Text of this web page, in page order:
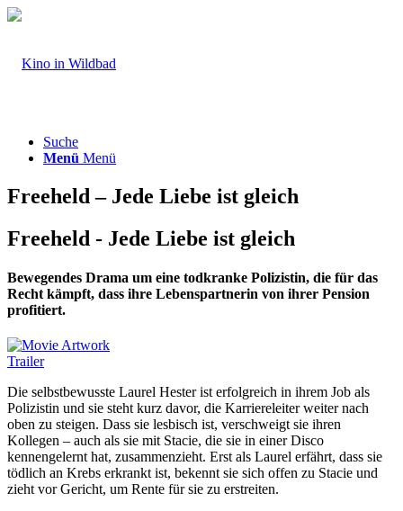
Suche
Menü Menü
Freeheld – Jede Liebe ist gleich
Freeheld - Jede Liebe ist gleich
Bewegendes Drama um eine todkranke Polizistin, die für das
Recht kämpft, dass ihre Lebenspartnerin von ihrer Pension
profitiert.
Trailer
Die selbstbewusste Laurel Hester ist erfolgreich in ihrem Job als
Polizistin und sie steht kurz davor, die Karriereleiter weiter nach
oben zu steigen. Dass sie lesbisch ist, verschweigt sie ihren
Kollegen – auch als sie mit Stacie, die sie in einer Disco
kennengelernt hat, zusammenzieht. Erst als Laurel erfährt, dass sie
tödlich an Krebs erkrankt ist, bekennt sie sich offen zu Stacie und
zieht vor Gericht, um Rente für sie zu erstreiten.